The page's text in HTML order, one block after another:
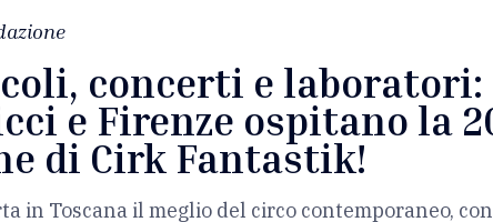
concerti e laboratori:
e Firenze ospitano la
di Cirk Fantastik!
in Toscana il meglio del circo contemporaneo,